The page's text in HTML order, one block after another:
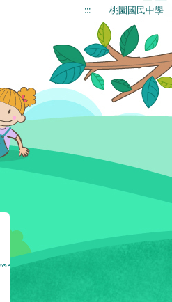
::: 桃園國民中學